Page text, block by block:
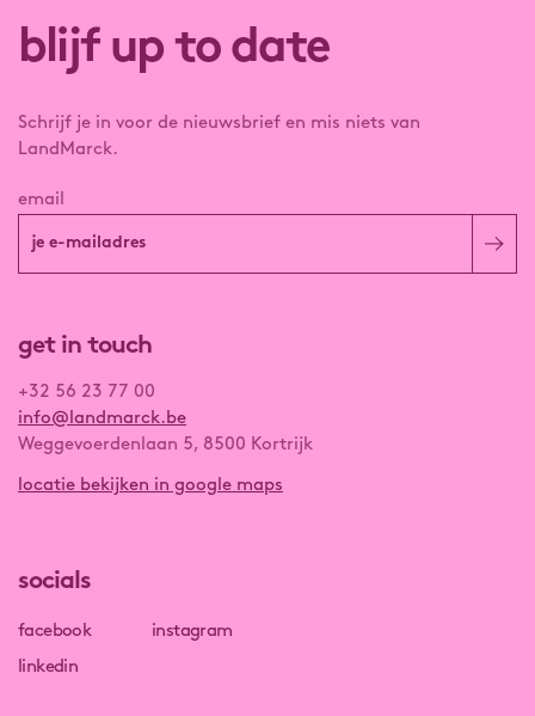
blijf up to date
Schrijf je in voor de nieuwsbrief en mis niets van
LandMarck.
email
get in touch
+32 56 23 77 00
info@landmarck.be
Weggevoerdenlaan 5, 8500 Kortrijk
locatie bekijken in google maps
socials
facebook
linkedin
instagram